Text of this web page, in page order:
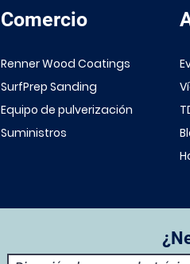
Comercio
Renner Wood Coatings
SurfPrep Sanding
Equipo de pulverización
Suministros